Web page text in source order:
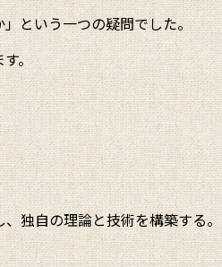
という一つの疑問でした。
。
独自の理論と技術を構築する。